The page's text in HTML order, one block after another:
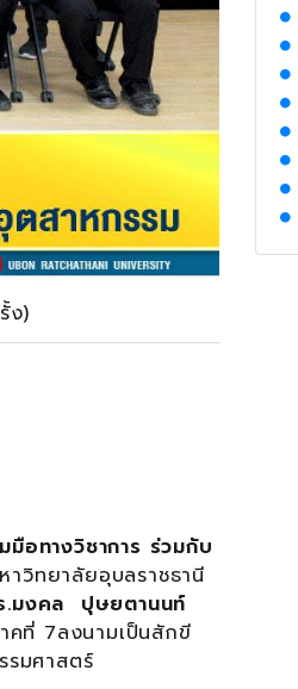
ง)
อทางวิชาการ ร่วมกับ
าวิทยาลัยอุบลราชธานี
.มงคล ปุษยตานนท์
คที่ 7ลงนามเป็นสักขี
มศาสตร์